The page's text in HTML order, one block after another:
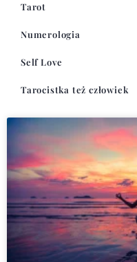
Tarot
Numerologia
Self Love
Tarocistka też człowiek